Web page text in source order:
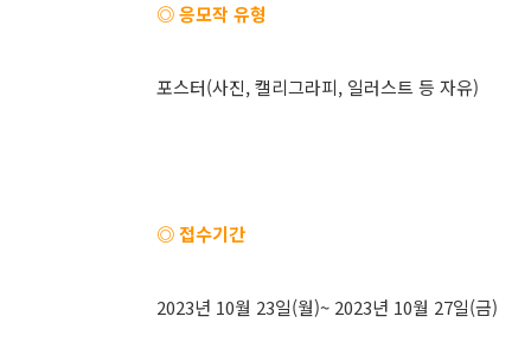
◎ 응모작 유형
포스터(사진, 캘리그라피, 일러스트 등 자유)
◎ 접수기간
2023년 10월 23일(월)~ 2023년 10월 27일(금)